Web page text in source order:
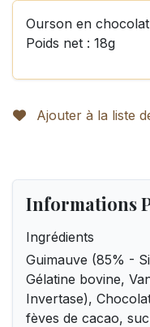
Ourson en
Poids net : 18g
Ajouter à la liste
Informations
Ingrédients
Guimauve (85% -
Gélatine bovine,
Invertase),
fèves de cacao,